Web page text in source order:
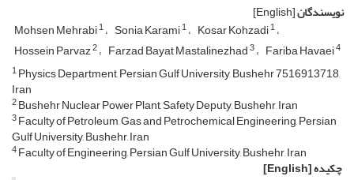
نویسندگان[English]
Mohsen Mehrabi1 Sonia Karami1 Kosar Kohzadi1
Hossein Parvaz2 Farzad Bayat Mastalinezhad3 Fariba Havaei4
1Physics Department, Persian Gulf University, Bushehr 7516913718,
Iran
2Bushehr Nuclear Power Plant, Safety Deputy, Bushehr, Iran
3Faculty of Petroleum, Gas and Petrochemical Engineering, Persian
Gulf University, Bushehr, Iran
4Faculty of Engineering, Persian Gulf University, Bushehr, Iran
چکیده[English]